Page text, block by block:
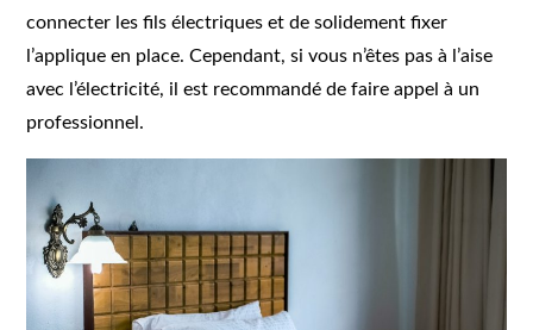
connecter les fils électriques et de solidement fixer
l’applique en place. Cependant, si vous n’êtes pas à l’aise
avec l’électricité, il est recommandé de faire appel à un
professionnel.